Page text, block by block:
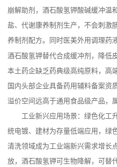
崩解助剂，酒石酸氢钾酸碱缓冲温
盐、代谢康养制剂生产，不会刺激
养制剂配方。同时医美外用调理药
酒石酸氢钾替代合成缓冲剂，降低
本土药企缺乏药典级高纯原料，高
国内头部企业具备药用辅料备案资
溢价空间远高于通用食品级产品，
工业新兴应用场景：绿色化工
统电镀、建材为存量低端应用，绿
清洗领域成为工业端新兴需求增长
放，酒石酸氢钾可生物降解，可替